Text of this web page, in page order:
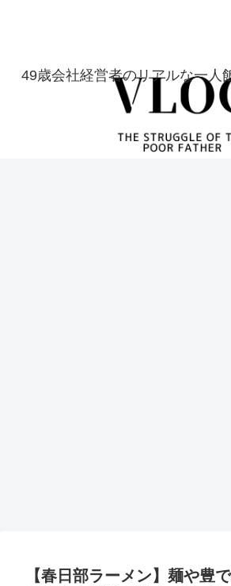
49歳会社経営者のリアルな一人
【春日部ラーメン】麺や豊